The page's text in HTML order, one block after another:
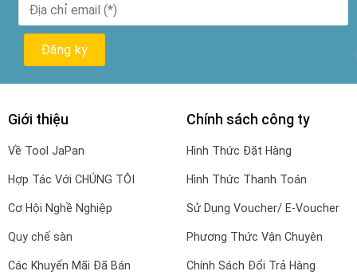
Giới thiệu
Về Tool JaPan
Hợp Tác Với CHÚNG TÔI
Cơ Hội Nghề Nghiệp
Quy chế sàn
Các Khuyến Mãi Đã Bán
Chính sách công ty
Hình Thức Đặt Hàng
Hình Thức Thanh Toán
Sử Dụng Voucher/ E-Voucher
Phương Thức Vận Chuyên
Chính Sách Đổi Trả Hàng